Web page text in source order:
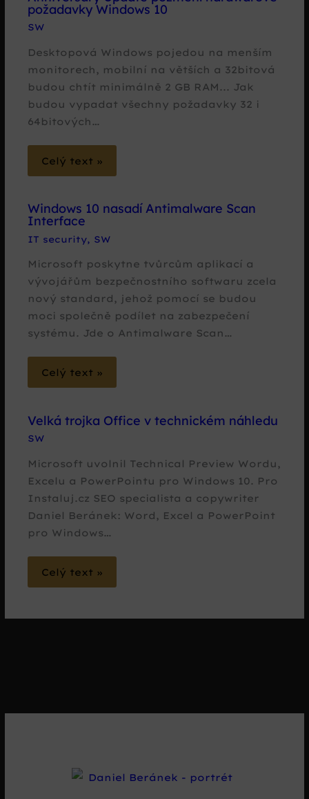
požadavky Windows 10
SW
Desktopová Windows pojedou na menším
monitorech, mobilní na větších a 32bitová
budou chtít minimálně 2 GB RAM... Jak
budou vypadat všechny požadavky 32 i
64bitových…
Celý text »
Windows 10 nasadí Antimalware Scan
Interface
IT security, SW
Microsoft poskytne tvůrcům aplikací a
vývojářům bezpečnostního softwaru zcela
nový standard, jehož pomocí se budou
moci společně podílet na zabezpečení
systému. Jde o Antimalware Scan…
Celý text »
Velká trojka Office v technickém náhledu
SW
Microsoft uvolnil Technical Preview Wordu,
Excelu a PowerPointu pro Windows 10. Pro
Instaluj.cz SEO specialista a copywriter
Daniel Beránek: Word, Excel a PowerPoint
pro Windows…
Celý text »